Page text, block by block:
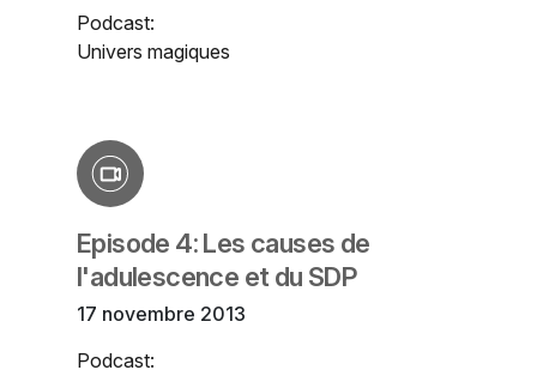
Podcast:
Univers magiques
Episode 4: Les causes de
l'adulescence et du SDP
17 novembre 2013
Podcast: